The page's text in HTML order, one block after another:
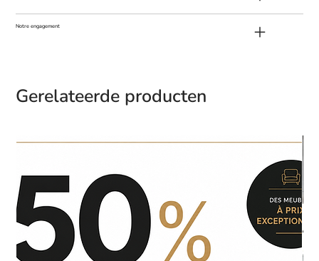
Notre engagement
Gerelateerde producten